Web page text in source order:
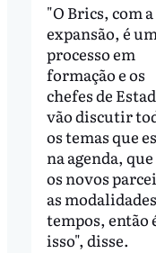
"O Brics, com a
expansão, é
processo em
formação e os
chefes de
vão discutir
os temas que
na agenda, que
os novos
as
tempos, então
isso", disse.